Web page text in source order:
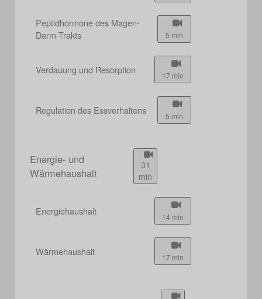
Peptidhormone des Magen-
Darm-Trakts
5 min
Verdauung und Resorption 17 min
Regulation des Essverhaltens 5 min
Energie- und
Wärmehaushalt
31
min
Energiehaushalt 14 min
Wärmehaushalt 17 min